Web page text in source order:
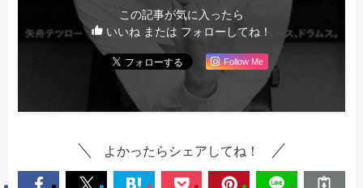
この記事が気に入ったら
いいね または フォローしてね！
Follow Me
よかったらシェアしてね！